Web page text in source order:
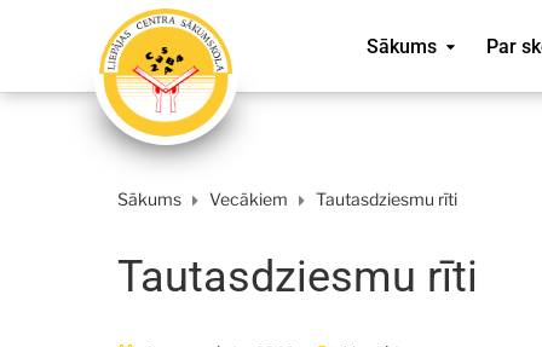
Sākums Par
Sākums Vecākiem Tautasdziesmu rīti
Tautasdziesmu rīti